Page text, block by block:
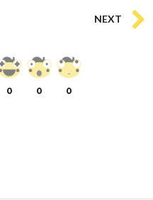
NEXT
0 0 0